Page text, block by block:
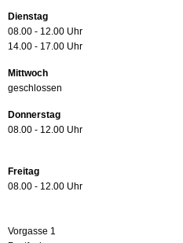
Dienstag
08.00 - 12.00 Uhr
14.00 - 17.00 Uhr
Mittwoch
geschlossen
Donnerstag
08.00 - 12.00 Uhr
Freitag
08.00 - 12.00 Uhr
Vorgasse 1